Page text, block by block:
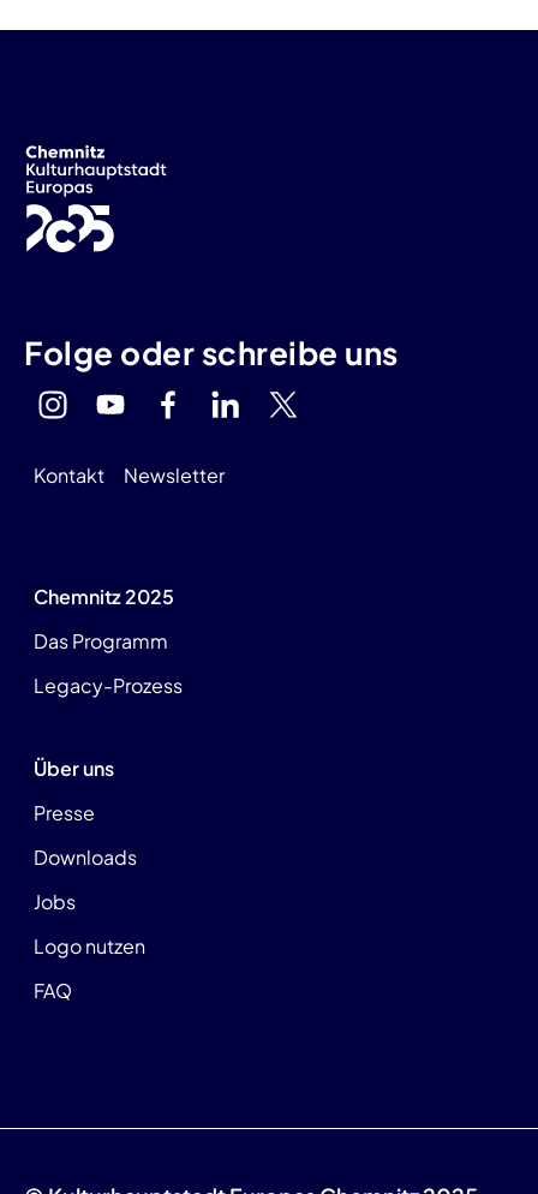
Folge oder schreibe uns
Kontakt Newsletter
Chemnitz 2025
Das Programm
Legacy-Prozess
Über uns
Presse
Downloads
Jobs
Logo nutzen
FAQ